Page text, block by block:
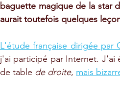
baguette magique de la star
aurait toutefois quelques
L'étude française dirigée par
j'ai participé par Internet. J'ai
de table de droite, mais